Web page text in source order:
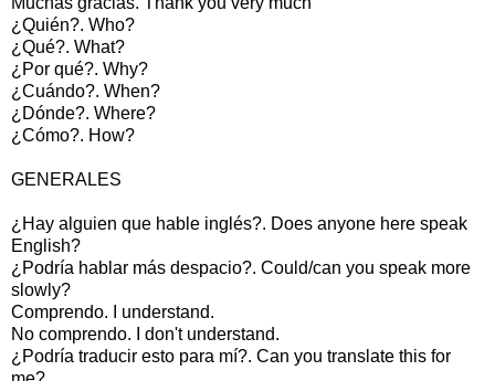
¿Quién?. Who?
¿Qué?. What?
¿Por qué?. Why?
¿Cuándo?. When?
¿Dónde?. Where?
¿Cómo?. How?
GENERALES
¿Hay alguien que hable inglés?. Does anyone here speak
English?
¿Podría hablar más despacio?. Could/can you speak more
slowly?
Comprendo. I understand.
No comprendo. I don't understand.
¿Podría traducir esto para mí?. Can you translate this for